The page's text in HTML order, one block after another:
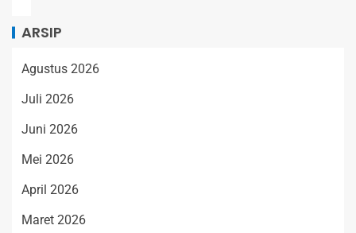
ARSIP
Agustus 2026
Juli 2026
Juni 2026
Mei 2026
April 2026
Maret 2026